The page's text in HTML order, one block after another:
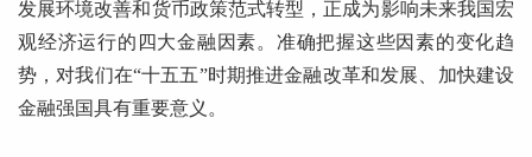
发展环境改善和货币政策范式转型，正成为影响未来我国宏
观经济运行的四大金融因素。准确把握这些因素的变化趋
势，对我们在“十五五”时期推进金融改革和发展、加快建设
金融强国具有重要意义。